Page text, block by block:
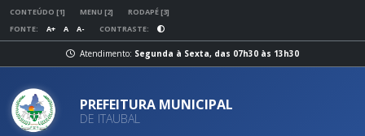
CONTEÚDO [1] MENU [2]
RODAPÉ [3]
FONTE:
A+ A A- CONTRASTE:
Atendimento: Segunda à Sexta, das 07h30 às 13h30
PREFEITURA MUNICIPAL
DE ITAUBAL